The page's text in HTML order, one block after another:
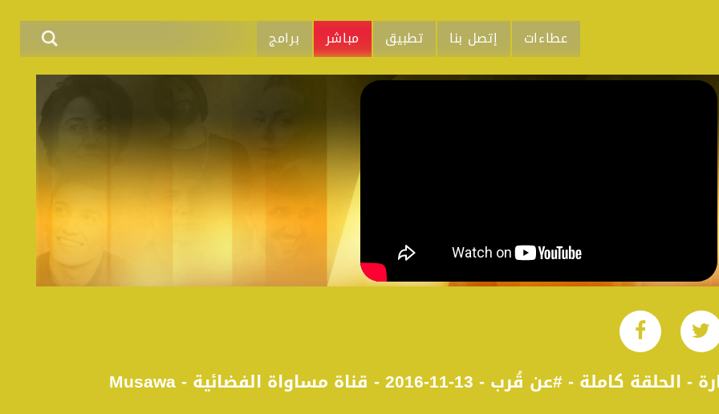
عطاءات إتصل بنا تطبيق مباشر برامج
د. طه أمارة - الحلقة كاملة - #عن قُرب - 13-11-2016 - قناة مساواة الفضائية - Musawa